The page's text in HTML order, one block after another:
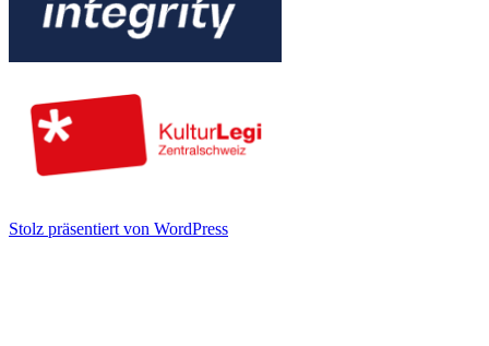
Stolz präsentiert von WordPress